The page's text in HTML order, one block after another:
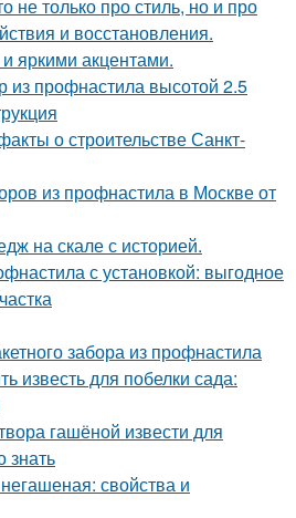
не только про стиль, но и про
и восстановления.
яркими акцентами.
из профнастила высотой 2.5
о строительстве Санкт-
из профнастила в Москве от
на скале с историей.
с установкой: выгодное
забора из профнастила
известь для побелки сада:
гашёной извести для
знать
свойства и